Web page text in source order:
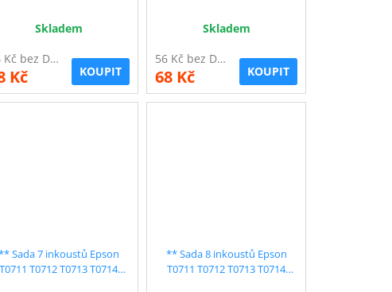
Skladem
56 Kč bez DPH
Kč KOUPIT
Skladem
56 Kč bez DPH
68 Kč KOUPIT
Sada 7 inkoustů Epson
T0711 T0712 T0713 T0714
** Sada 8 inkoustů Epson
T0711 T0712 T0713 T0714